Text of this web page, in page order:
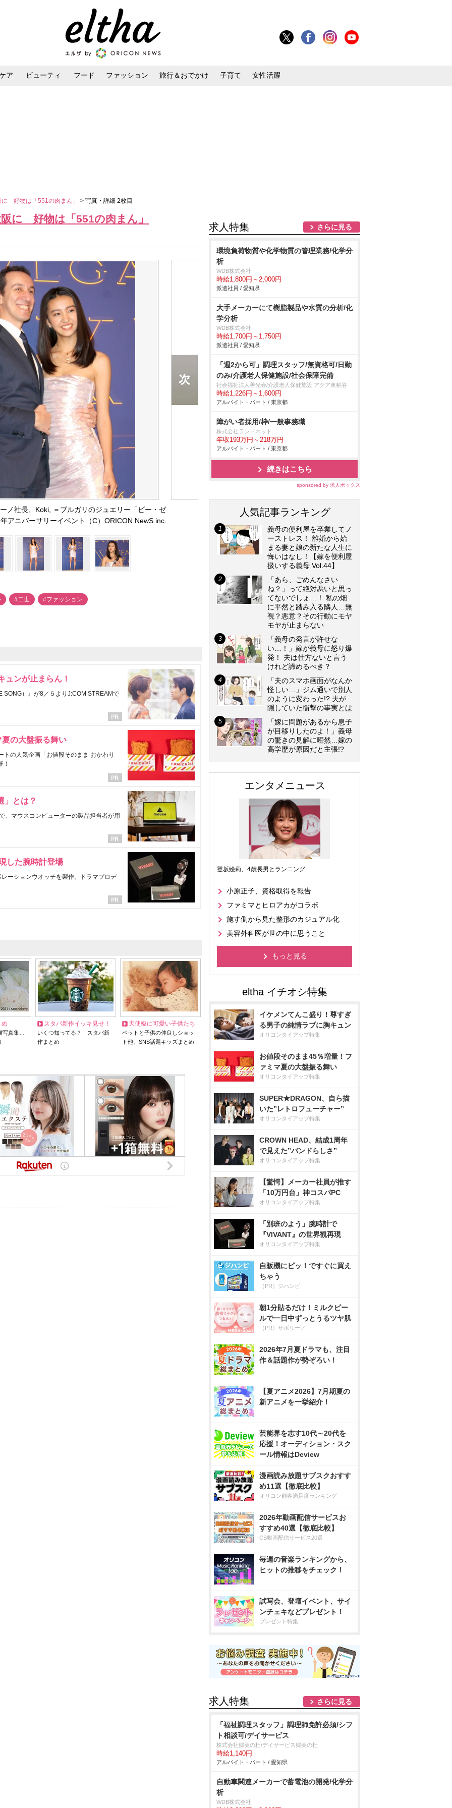
ア ビューティ フード ファッション 旅行＆おでかけ 子育て 女性活躍
に 好物は「551の肉まん」 > 写真・詳細 2枚目
に 好物は「551の肉まん」
ノ社長、Koki, ＝ブルガリのジュエリー「ビー・ゼ
アニバーサリーイベント（C）ORICON NewS inc.
#二世 #ファッション
ュンが止まらん！
SONG）』が8／５よりJ:COM STREAMで
の大盤振る舞い
の人気企画「お値段そのまま おかわり
！
」とは？
、マウスコンピューターの製品担当者が用
した腕時計登場
ーションウオッチを製作。ドラマプロデ
め
写真集…
スタバ新作イッキ見せ！
いくつ知ってる？ スタバ新
作まとめ
天使級に可愛い子供たち
ペットと子供の仲良しショッ
ト他、SNS話題キッズまとめ
求人特集 さらに見る
環境負荷物質や化学物質の管理業務/化学分
析
WDB株式会社
時給1,800円～2,000円
派遣社員 / 愛知県
大手メーカーにて樹脂製品や水質の分析/化
学分析
WDB株式会社
時給1,700円～1,750円
派遣社員 / 愛知県
「週2から可」調理スタッフ/無資格可/日勤
のみ/介護老人保健施設/社会保障完備
社会福祉法人善光会/介護老人保健施設 アクア東糀谷
時給1,226円～1,600円
アルバイト・パート / 東京都
障がい者採用/枠/一般事務職
株式会社ランドネット
年収193万円～218万円
アルバイト・パート / 東京都
続きはこちら
sponsored by 求人ボックス
人気記事ランキング
義母の便利屋を卒業してノ
ーストレス！ 離婚から始
まる妻と娘の新たな人生に
悔いはなし！【嫁を便利屋
扱いする義母 Vol.44】
「あら、ごめんなさい
ね？」って絶対悪いと思っ
てないでしょ…！ 私の畑
に平然と踏み入る隣人…無
視？悪意？その行動にモヤ
モヤが止まらない
「義母の発言が許せな
い…！」嫁が義母に怒り爆
発！ 夫は仕方ないと言う
けれど諦めるべき？
「夫のスマホ画面がなんか
怪しい…」ジム通いで別人
のように変わった!? 夫が
隠していた衝撃の事実とは
「嫁に問題があるから息子
が目移りしたのよ！」義母
の驚きの見解に唖然…嫁の
高学歴が原因だと主張!?
エンタメニュース
登坂絵莉、4歳長男とランニング
小原正子、資格取得を報告
ファミマとヒロアカがコラボ
施す側から見た整形のカジュアル化
美容外科医が世の中に思うこと
もっと見る
イケメンてんこ盛り！尊すぎ
る男子の純情ラブに胸キュン
オリコンタイアップ特集
お値段そのまま45％増量！フ
ァミマ夏の大盤振る舞い
オリコンタイアップ特集
SUPER★DRAGON、自ら描
いた”レトロフューチャー”
オリコンタイアップ特集
CROWN HEAD、結成1周年
で見えた”バンドらしさ”
オリコンタイアップ特集
【驚愕】メーカー社員が推す
「10万円台」神コスパPC
オリコンタイアップ特集
「別班のよう」腕時計で
『VIVANT』の世界観再現
オリコンタイアップ特集
自販機にピッ！ですぐに買え
ちゃう
（PR）ジハンピ
朝1分貼るだけ！ミルクピー
ルで一日中ずっとうるツヤ肌
（PR）サボリーノ
2026年7月夏ドラマも、注目
作＆話題作が勢ぞろい！
【夏アニメ2026】7月期夏の
新アニメを一挙紹介！
芸能界を志す10代～20代を
応援！オーディション・スク
ール情報はDeview
漫画読み放題サブスクおすす
め11選【徹底比較】
オリコン顧客満足度ランキング
2026年動画配信サービスお
すすめ40選【徹底比較】
CS動画配信サービス20選
毎週の音楽ランキングから、
ヒットの推移をチェック！
試写会、登壇イベント、サイ
ンチェキなどプレゼント！
プレゼント特集
求人特集 さらに見る
「福祉調理スタッフ」調理師免許必須/シフ
ト相談可/デイサービス
株式会社郷美の杜/デイサービス郷美の杜
時給1,140円
アルバイト・パート / 愛知県
自動車関連メーカーで蓄電池の開発/化学分
析
WDB株式会社